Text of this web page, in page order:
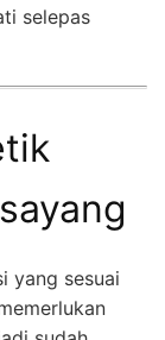
selepas
yang sesuai